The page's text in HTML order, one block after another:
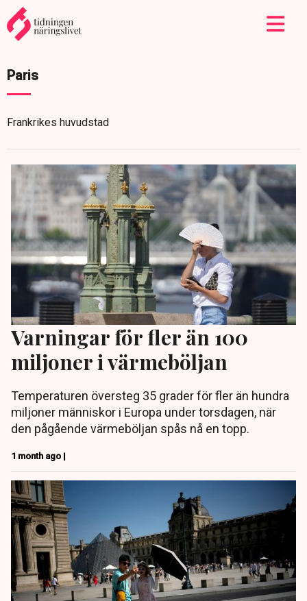
Paris
Frankrikes huvudstad
Varningar för fler än 100
miljoner i värmeböljan
Temperaturen översteg 35 grader för fler än hundra
miljoner människor i Europa under torsdagen, när
den pågående värmeböljan spås nå en topp.
1 month ago |